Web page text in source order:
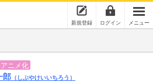
新規登録 ログイン メニュー
アニメ化
郎 （しぶやけいいちろう）